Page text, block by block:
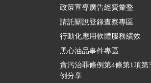
政策宣導廣告經費彙整
請託關說登錄查察專區
行動化應用軟體服務績效
黑心油品事件專區
貪污治罪條例第4條第1項第
例分享